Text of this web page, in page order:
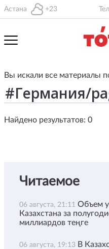
Астана +23
Вы искали все материалы
Найдено результатов: 0
Читаемое
06 августа, 21:11 Объем
Казахстана за
миллиардов теңге
06 августа, 19:13 В